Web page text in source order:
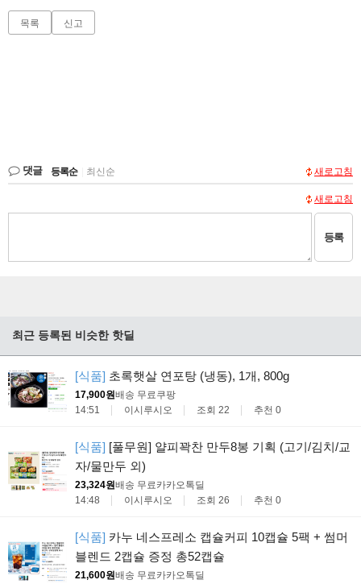
목록 신고
댓글 등록순 최신순 새로고침
새로고침
등록
최근 등록된 비슷한 핫딜
[식품] 초록햇살 연포탕 (냉동), 1개, 800g
17,900원배송 무료쿠팡
14:51
이시루시오 조회 22 추천 0
[식품] [풀무원] 얄피꽉찬 만두8봉 기획 (고기/김치/교
자/물만두 외)
23,324원배송 무료카카오톡딜
14:48
이시루시오 조회 26 추천 0
[식품] 카누 네스프레소 캡슐커피 10캡슐 5팩 + 썸머
블렌드 2캡슐 증정 총52캡슐
21,600원배송 무료카카오톡딜